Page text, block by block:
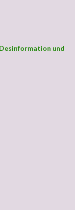
und